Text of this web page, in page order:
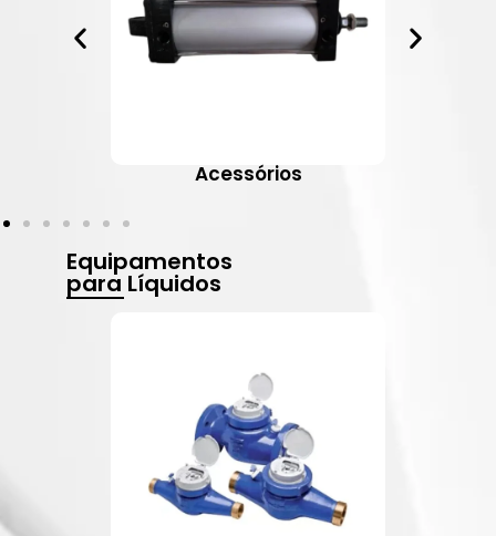
Acessórios
Equipamentos
para Líquidos